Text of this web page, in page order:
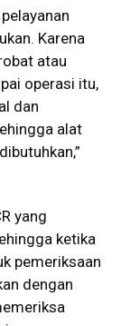
Karena
atau
operasi itu,
dan
alat
yang
ketika
pemeriksaan
dengan